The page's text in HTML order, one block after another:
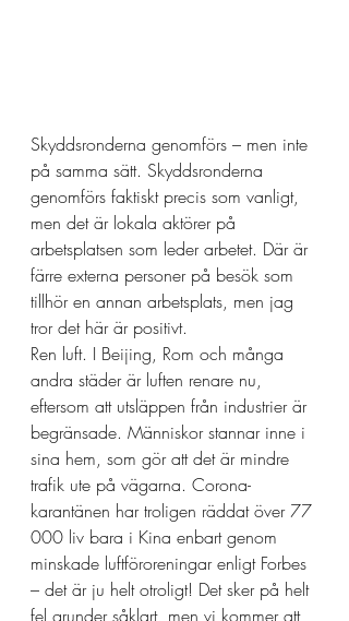
Skyddsronderna genomförs – men inte
på samma sätt. Skyddsronderna
genomförs faktiskt precis som vanligt,
men det är lokala aktörer på
arbetsplatsen som leder arbetet. Där är
färre externa personer på besök som
tillhör en annan arbetsplats, men jag
tror det här är positivt.
Ren luft. I Beijing, Rom och många
andra städer är luften renare nu,
eftersom att utsläppen från industrier är
begränsade. Människor stannar inne i
sina hem, som gör att det är mindre
trafik ute på vägarna. Corona-
karantänen har troligen räddat över 77
000 liv bara i Kina enbart genom
minskade luftföroreningar enligt Forbes
– det är ju helt otroligt! Det sker på helt
fel grunder såklart, men vi kommer att